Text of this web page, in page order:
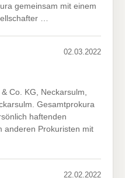
gemeinsam mit einem
…
02.03.2022
Co. KG, Neckarsulm,
Gesamtprokura
haftenden
anderen Prokuristen mit
22.02.2022